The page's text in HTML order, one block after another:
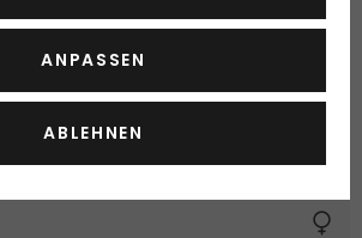
Lieferbar
46.20 Fr.
154.05 Fr. / 100 ml
ANPASSEN
ABLEHNEN